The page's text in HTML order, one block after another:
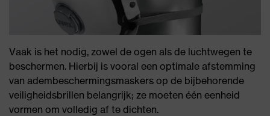
Vaak is het nodig, zowel de ogen als de luchtwegen te
beschermen. Hierbij is vooral een optimale afstemming
van adembeschermingsmaskers op de bijbehorende
veiligheidsbrillen belangrijk; ze moeten één eenheid
vormen om volledig af te dichten.